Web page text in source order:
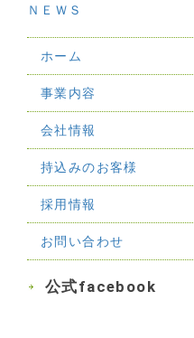
ＮＥＷＳ
ホーム
事業内容
会社情報
持込みのお客様
採用情報
お問い合わせ
公式facebook